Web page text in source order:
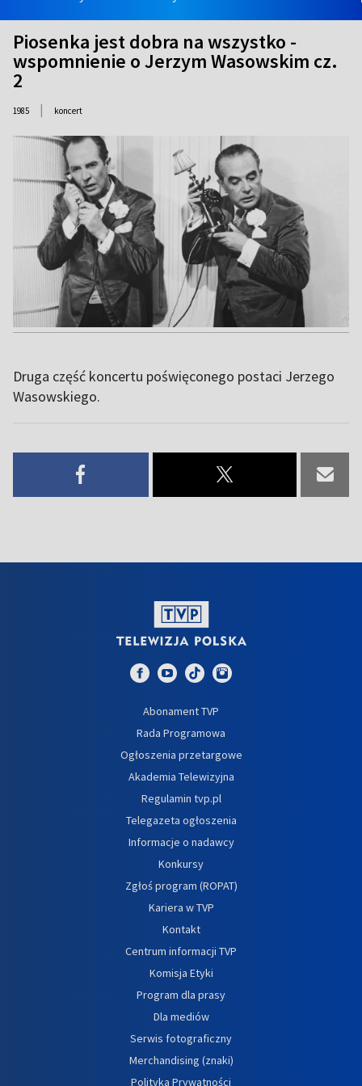
Piosenka jest dobra na wszystko -
wspomnienie o Jerzym Wasowskim cz.
2
1985 | koncert
Druga część koncertu poświęconego postaci Jerzego
Wasowskiego.
Abonament TVP
Rada Programowa
Ogłoszenia przetargowe
Akademia Telewizyjna
Regulamin tvp.pl
Telegazeta ogłoszenia
Informacje o nadawcy
Konkursy
Zgłoś program (ROPAT)
Kariera w TVP
Kontakt
Centrum informacji TVP
Komisja Etyki
Program dla prasy
Dla mediów
Serwis fotograficzny
Merchandising (znaki)
Polityka Prywatności